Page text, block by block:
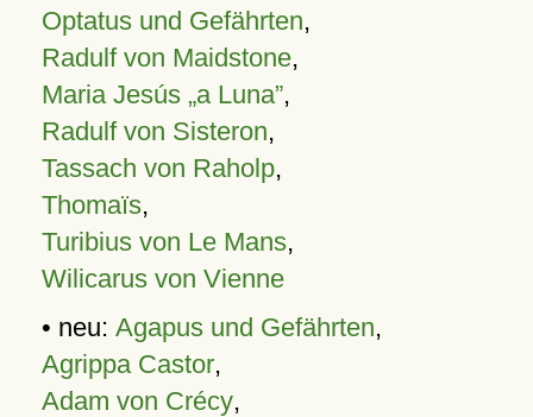
Optatus und Gefährten,
Radulf von Maidstone,
Maria Jesús „a Luna”,
Radulf von Sisteron,
Tassach von Raholp,
Thomaïs,
Turibius von Le Mans,
Wilicarus von Vienne
• neu: Agapus und Gefährten,
Agrippa Castor,
Adam von Crécy,